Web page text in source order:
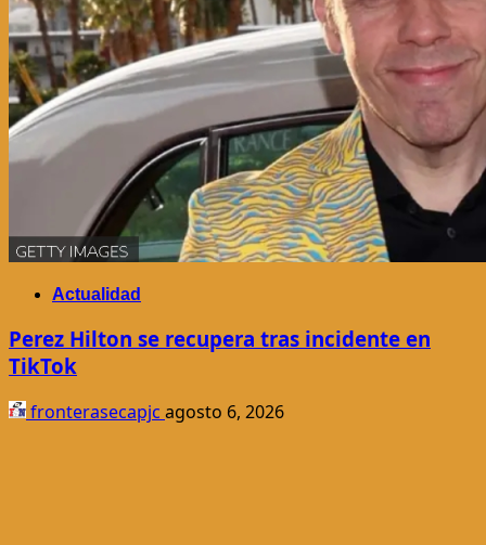
Actualidad
Perez Hilton se recupera tras incidente en
TikTok
fronterasecapjc agosto 6, 2026